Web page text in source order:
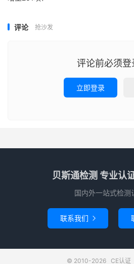
评论 抢沙发
评论前必须登
立即登录
贝斯通检测 专业认
国内外一站式检测
联系我们 
© 2010-2026 CE认证